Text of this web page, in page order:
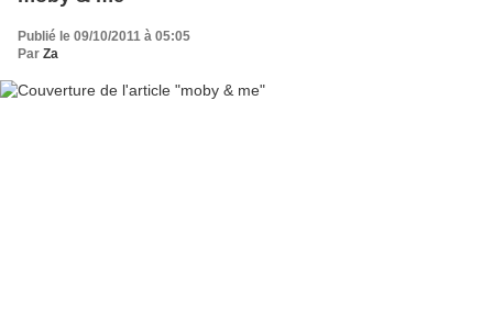
Publié le 09/10/2011 à 05:05
Par Za